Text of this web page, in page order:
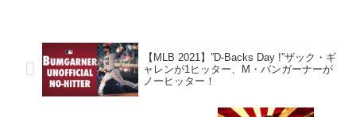
【MLB 2021】”D-Backs Day !”ザック・ギ
ャレンが1ヒッター、M・バンガーナーが
ノーヒッター！